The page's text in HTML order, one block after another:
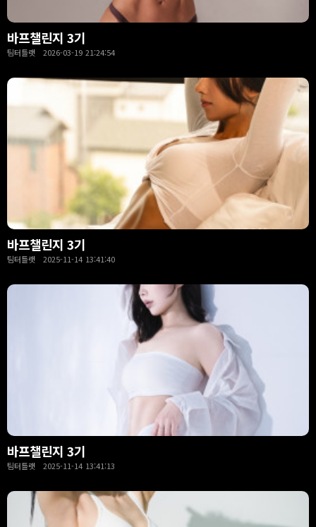
바프챌린지 3기
팀터틀랫 2026-03-19 21:24:54
바프챌린지 3기
팀터틀랫 2025-11-14 13:41:40
바프챌린지 3기
팀터틀랫 2025-11-14 13:41:13